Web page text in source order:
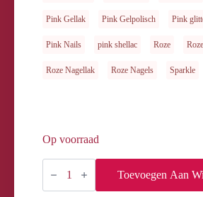
Pink Gellak Pink Gelpolisch Pink
Pink Nails pink shellac Roze
Roze Nagellak Roze Nagels Sparkle
Op voorraad
GELOSOPHY
#129
Toevoegen Aan